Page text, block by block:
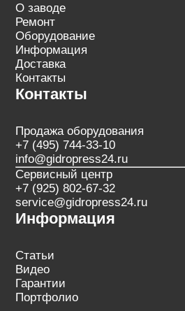
О заводе
Ремонт
Оборудование
Информация
Доставка
Контакты
Контакты
Продажа оборудования
+7 (495) 744-33-10
info@gidropress24.ru
Сервисный центр
+7 (925) 802-67-32
service@gidropress24.ru
Информация
Статьи
Видео
Гарантии
Портфолио